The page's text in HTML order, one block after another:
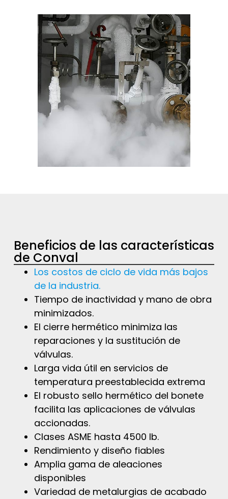
Beneficios de las características
de Conval
Los costos de ciclo de vida más bajos
de la industria.
Tiempo de inactividad y mano de obra
minimizados.
El cierre hermético minimiza las
reparaciones y la sustitución de
válvulas.
Larga vida útil en servicios de
temperatura preestablecida extrema
El robusto sello hermético del bonete
facilita las aplicaciones de válvulas
accionadas.
Clases ASME hasta 4500 lb.
Rendimiento y diseño fiables
Amplia gama de aleaciones
disponibles
Variedad de metalurgias de acabado